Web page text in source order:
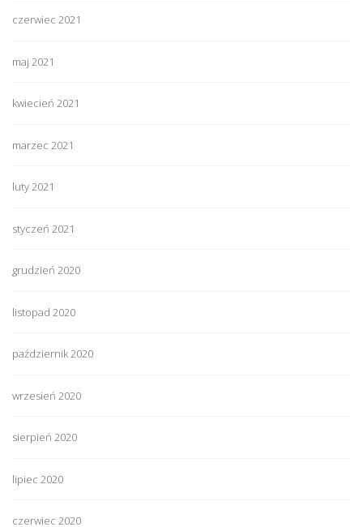
czerwiec 2021
maj 2021
kwiecień 2021
marzec 2021
luty 2021
styczeń 2021
grudzień 2020
listopad 2020
październik 2020
wrzesień 2020
sierpień 2020
lipiec 2020
czerwiec 2020